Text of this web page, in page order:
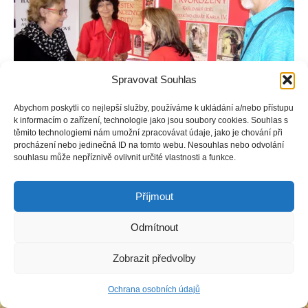
Spravovat Souhlas
Abychom poskytli co nejlepší služby, používáme k ukládání a/nebo přístupu
k informacím o zařízení, technologie jako jsou soubory cookies. Souhlas s
těmito technologiemi nám umožní zpracovávat údaje, jako je chování při
procházení nebo jedinečná ID na tomto webu. Nesouhlas nebo odvolání
souhlasu může nepříznivě ovlivnit určité vlastnosti a funkce.
Příjmout
Odmítnout
Zobrazit předvolby
Ochrana osobních údajů
Svět knihy 2016
SEO